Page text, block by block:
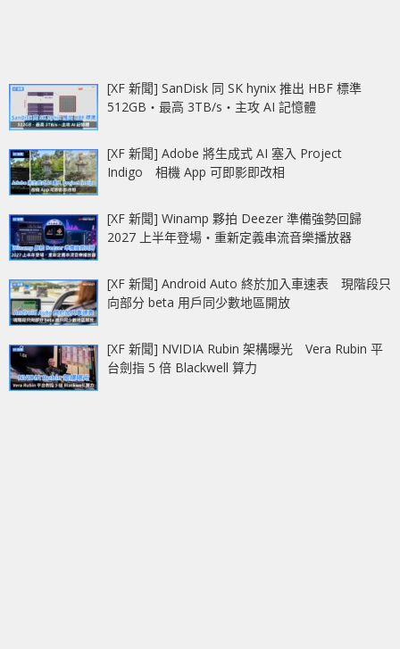
[XF 新聞] SanDisk 同 SK hynix 推出 HBF 標準
512GB‧最高 3TB/s‧主攻 AI 記憶體
[XF 新聞] Adobe 將生成式 AI 塞入 Project
Indigo 相機 App 可即影即改相
[XF 新聞] Winamp 夥拍 Deezer 準備強勢回歸
2027 上半年登場‧重新定義串流音樂播放器
[XF 新聞] Android Auto 終於加入車速表 現階段只
向部分 beta 用戶同少數地區開放
[XF 新聞] NVIDIA Rubin 架構曝光 Vera Rubin 平
台劍指 5 倍 Blackwell 算力